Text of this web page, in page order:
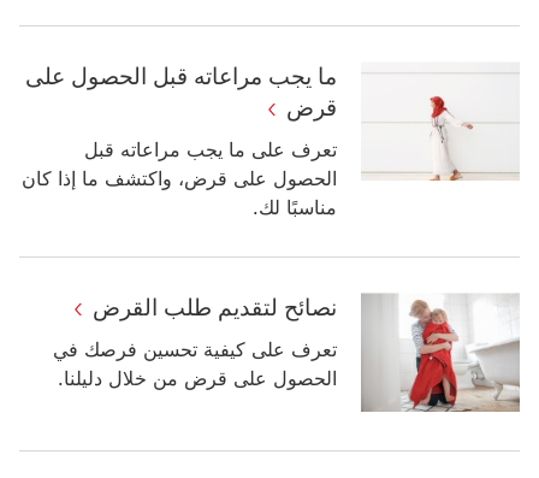
ما يجب مراعاته قبل الحصول على
قرض
تعرف على ما يجب مراعاته قبل
الحصول على قرض، واكتشف ما إذا كان
مناسبًا لك.
نصائح لتقديم طلب القرض
تعرف على كيفية تحسين فرصك في
الحصول على قرض من خلال دليلنا.